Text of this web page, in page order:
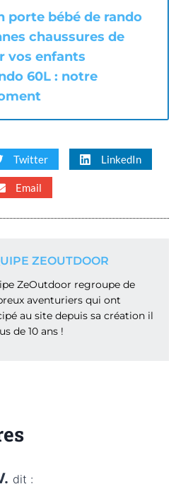
porte bébé de rando
chaussures de
vos enfants
60L : notre
Twitter LinkedIn
Email
ZEOUTDOOR
ZeOutdoor regroupe de
aventuriers qui ont
au site depuis sa création il
de 10 ans !
dit :